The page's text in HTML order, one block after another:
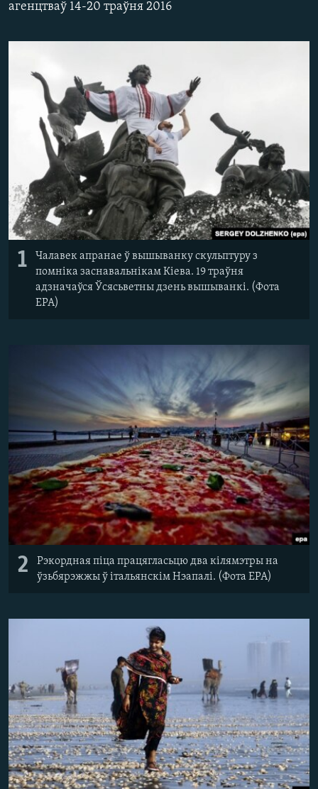
КУЛЬТУРА
МОВА
агенцтваў 14-20 траўня 2016
1
Чалавек апранае ў вышыванку скульптуру з
помніка заснавальнікам Кіева. 19 траўня
адзначаўся Ўсясьветны дзень вышыванкі. (Фота
EPA)
2
Рэкордная піца працягласьцю два кілямэтры на
ўзьбярэжжы ў італьянскім Нэапалі. (Фота EPA)